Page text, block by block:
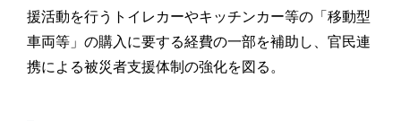
援活動を行うトイレカーやキッチンカー等の「移動型
車両等」の購入に要する経費の一部を補助し、官民連
携による被災者支援体制の強化を図る。